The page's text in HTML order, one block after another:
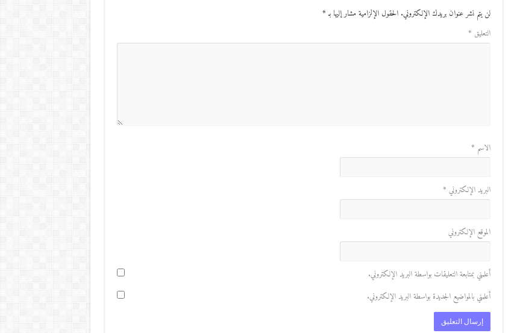
لن يتم نشر عنوان بريدك الإلكتروني. الحقول الإلزامية مشار إليها بـ*
التعليق *
الاسم *
البريد الإلكتروني *
الموقع الإلكتروني
أعلمني بمتابعة التعليقات بواسطة البريد الإلكتروني.
أعلمني بالمواضيع الجديدة بواسطة البريد الإلكتروني.